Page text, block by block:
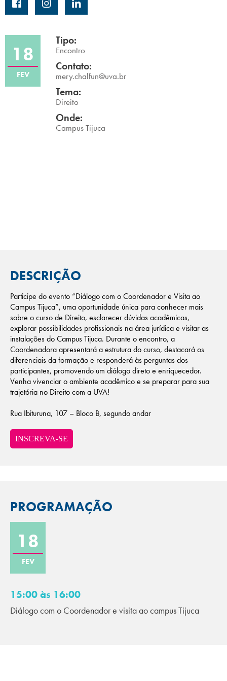
Campi/Unidades
Atendimento (21) 2574 8888
Conclua sua Matrícula
INSCREVA-SE
ÁREA DO ALUNO
18
FEV
Tipo:
Encontro
Contato:
mery.chalfun@uva.br
Tema:
Direito
Onde:
Campus Tijuca
DESCRIÇÃO
Participe do evento “Diálogo com o Coordenador e Visita ao
Campus Tijuca”, uma oportunidade única para conhecer mais
sobre o curso de Direito, esclarecer dúvidas acadêmicas,
explorar possibilidades profissionais na área jurídica e visitar as
instalações do Campus Tijuca. Durante o encontro, a
Coordenadora apresentará a estrutura do curso, destacará os
diferenciais da formação e responderá às perguntas dos
participantes, promovendo um diálogo direto e enriquecedor.
Venha vivenciar o ambiente acadêmico e se preparar para sua
trajetória no Direito com a UVA!
Rua Ibituruna, 107 – Bloco B, segundo andar
INSCREVA-SE
PROGRAMAÇÃO
18
FEV
15:00 às 16:00
Diálogo com o Coordenador e visita ao campus Tijuca